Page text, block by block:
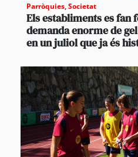
Parròquies,Societat
Els establiments es fan
demanda enorme de
en un juliol que ja és